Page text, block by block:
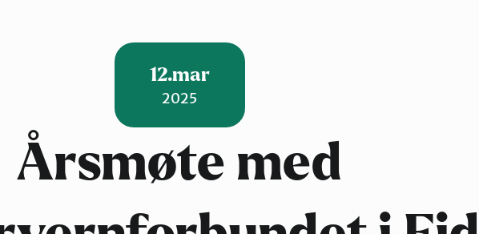
12.mar
2025
Årsmøte med